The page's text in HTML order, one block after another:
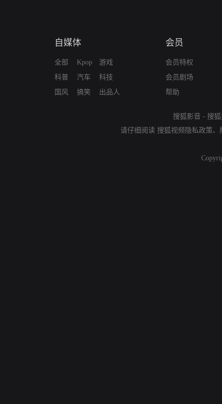
自媒体
全部
科普
国风
Kpop
汽车
搞笑
游戏
科技
出品人
会员
会员特权
会员剧场
帮助
搜狐影音 - 搜
请仔细阅读 搜狐视频隐私政策、